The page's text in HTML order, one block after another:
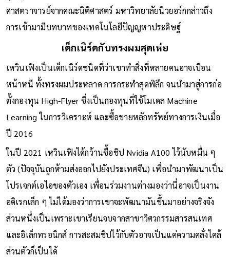
ศาสตราจารย์จากคณะนิติศาสตร์ มหาวิทยาลัยนิวยอร์กกล่าวถึง
การเข้ามามีบทบาทของเทคโนโลยีปัญญหาประดิษฐ์
เด็กเนิร์ดกับทรงผมสุดเห่ย
เหวินเฟิงเป็นเด็กเนิร์ดชนิดที่ว่าเขาทำสิ่งที่หลายคนอาจเบือน
หน้าหนี ทั้งทรงผมประหลาด การกระทำสุดพิลึก จนนำมาสู่การก่อ
ตั้งกองทุน High-Flyer ซึ่งเป็นกองทุนที่ใช้โมเดล Machine
Learning ในการวิเคราะห์ และซื้อขายหลักทรัพย์ทางการเงินเมื่อ
ปี 2016
ในปี 2021 เหวินเฟิงได้กว้านซื้อชิป Nvidia A100 ไว้นับหมื่น ๆ
ตัว (ปัจจุบันถูกห้ามส่งออกไปยังประเทศจีน) เพื่อนำมาพัฒนาเป็น
โปรเจกต์เอไอของตัวเอง เพื่อนร่วมงานต่างมองว่านี่อาจเป็นงาน
อดิเรกเล็ก ๆ ไม่ได้มองว่าการเขาจะพัฒนามันขึ้นมาอย่างจริงจัง
ส่วนหนึ่งเป็นเพราะเขาเรียนจบจากสาขาวิศวกรรมสารสนเทศ
และอิเล็กทรอนิกส์ การสะสมชิปไว้กับตัวอาจเป็นแค่ความคลั่งไคล้
ส่วนตัวก็เป็นได้